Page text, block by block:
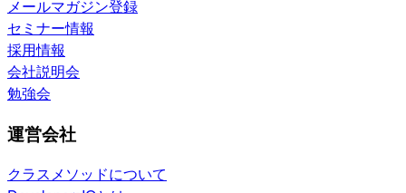
メールマガジン登録
セミナー情報
採用情報
会社説明会
勉強会
運営会社
クラスメソッドについて